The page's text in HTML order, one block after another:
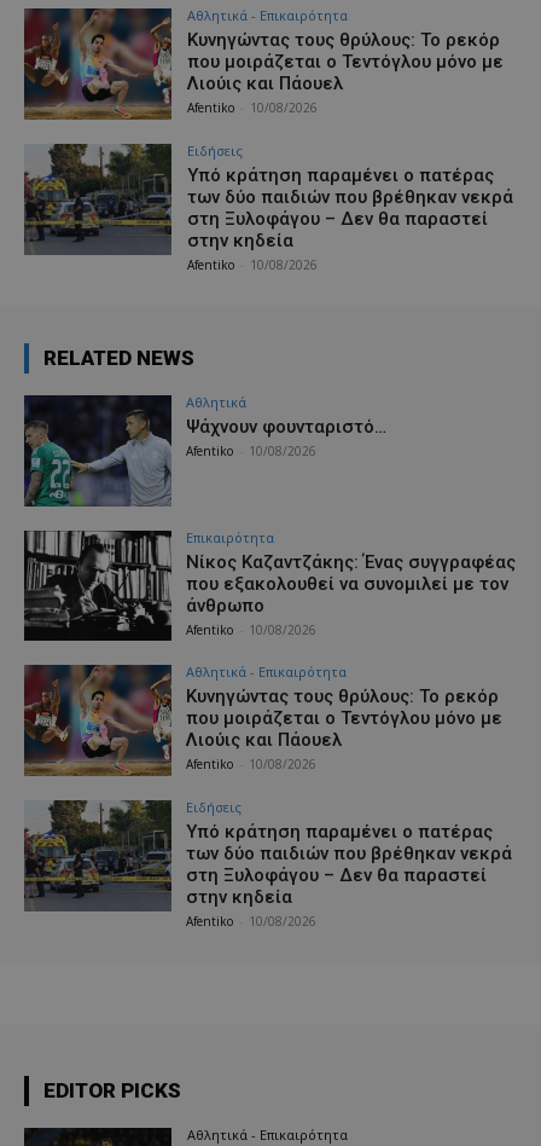
Αθλητικά - Επικαιρότητα
Κυνηγώντας τους θρύλους: Το ρεκόρ
που μοιράζεται ο Τεντόγλου μόνο με
Λιούις και Πάουελ
Afentiko 10/08/2026
Ειδήσεις
Υπό κράτηση παραμένει ο πατέρας
των δύο παιδιών που βρέθηκαν νεκρά
στη Ξυλοφάγου – Δεν θα παραστεί
στην κηδεία
Afentiko 10/08/2026
RELATED NEWS
Αθλητικά
Ψάχνουν φουνταριστό…
Afentiko 10/08/2026
Επικαιρότητα
Νίκος Καζαντζάκης: Ένας συγγραφέας
που εξακολουθεί να συνομιλεί με τον
άνθρωπο
Afentiko 10/08/2026
Αθλητικά - Επικαιρότητα
Κυνηγώντας τους θρύλους: Το ρεκόρ
που μοιράζεται ο Τεντόγλου μόνο με
Λιούις και Πάουελ
Afentiko 10/08/2026
Ειδήσεις
Υπό κράτηση παραμένει ο πατέρας
των δύο παιδιών που βρέθηκαν νεκρά
στη Ξυλοφάγου – Δεν θα παραστεί
στην κηδεία
Afentiko 10/08/2026
EDITOR PICKS
Αθλητικά - Επικαιρότητα